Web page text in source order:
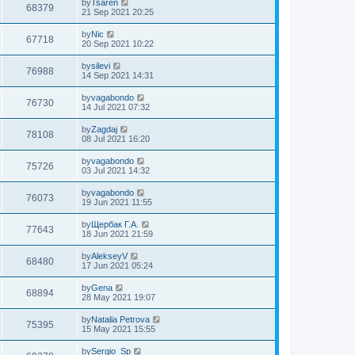
68379 byTsaren
21 Sep 2021 20:25
67718 byNic
20 Sep 2021 10:22
76988 bysilevi
14 Sep 2021 14:31
76730 byvagabondo
14 Jul 2021 07:32
78108 byZagdaj
08 Jul 2021 16:20
75726 byvagabondo
03 Jul 2021 14:32
76073 byvagabondo
19 Jun 2021 11:55
77643 byЩербак Г.А.
18 Jun 2021 21:59
68480 byAlekseyV
17 Jun 2021 05:24
68894 byGena
28 May 2021 19:07
75395 byNatalia Petrova
15 May 2021 15:55
bySergio_Sp